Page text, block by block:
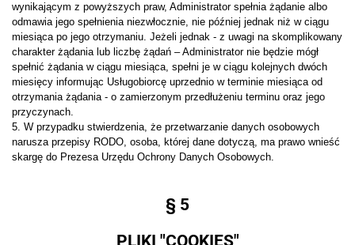
wynikającym z powyższych praw, Administrator spełnia żądanie albo
odmawia jego spełnienia niezwłocznie, nie później jednak niż w ciągu
miesiąca po jego otrzymaniu. Jeżeli jednak - z uwagi na skomplikowany
charakter żądania lub liczbę żądań – Administrator nie będzie mógł
spełnić żądania w ciągu miesiąca, spełni je w ciągu kolejnych dwóch
miesięcy informując Usługobiorcę uprzednio w terminie miesiąca od
otrzymania żądania - o zamierzonym przedłużeniu terminu oraz jego
przyczynach.
5. W przypadku stwierdzenia, że przetwarzanie danych osobowych
narusza przepisy RODO, osoba, której dane dotyczą, ma prawo wnieść
skargę do Prezesa Urzędu Ochrony Danych Osobowych.
§ 5